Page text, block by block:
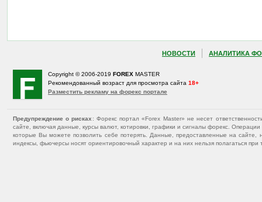
НОВОСТИ АНАЛИТИКА
Copyright © 2006-2019 FOREX MASTER
Рекомендованный возраст для просмотра сайта 18+
Разместить рекламу на форекс портале
Предупреждение о рисках : Форекс портал «Forex Master» не несет
сайте, включая данные, курсы валют, котировки, графики и сигналы форекс.
которые Вы можете позволить себе потерять. Данные, предоставленные на
индексы, фьючерсы носят ориентировочный характер и на них нельзя полагаться при